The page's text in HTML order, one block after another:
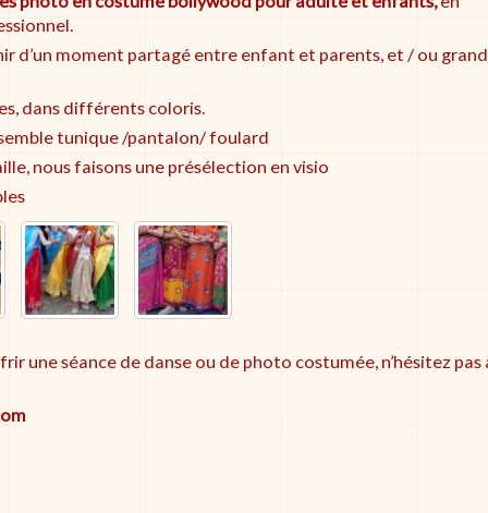
d’un moment partagé entre enfant et parents, et / ou
dans différents coloris.
tunique /pantalon/ foulard
nous faisons une présélection en visio
une séance de danse ou de photo costumée, n’hésitez pas